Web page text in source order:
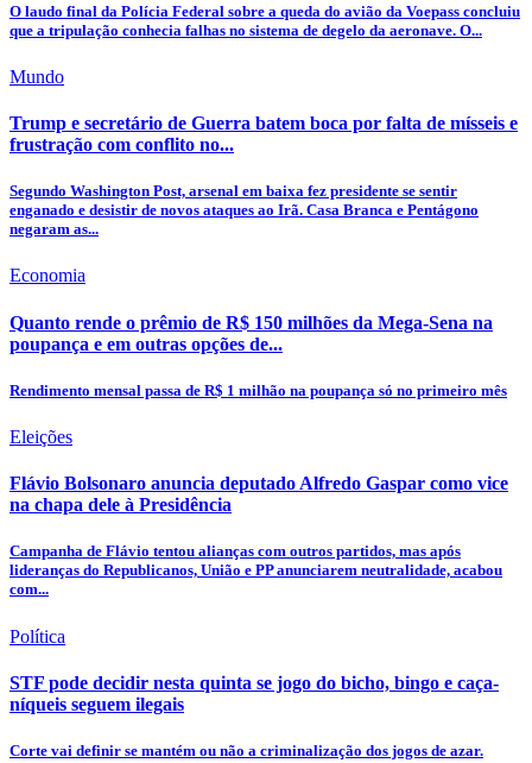
O laudo final da Polícia Federal sobre a queda do avião da Voepass concluiu
que a tripulação conhecia falhas no sistema de degelo da aeronave. O...
Mundo
Trump e secretário de Guerra batem boca por falta de mísseis e
frustração com conflito no...
Segundo Washington Post, arsenal em baixa fez presidente se sentir
enganado e desistir de novos ataques ao Irã. Casa Branca e Pentágono
negaram as...
Economia
Quanto rende o prêmio de R$ 150 milhões da Mega-Sena na
poupança e em outras opções de...
Rendimento mensal passa de R$ 1 milhão na poupança só no primeiro mês
Eleições
Flávio Bolsonaro anuncia deputado Alfredo Gaspar como vice
na chapa dele à Presidência
Campanha de Flávio tentou alianças com outros partidos, mas após
lideranças do Republicanos, União e PP anunciarem neutralidade, acabou
com...
Política
STF pode decidir nesta quinta se jogo do bicho, bingo e caça-
níqueis seguem ilegais
Corte vai definir se mantém ou não a criminalização dos jogos de azar.